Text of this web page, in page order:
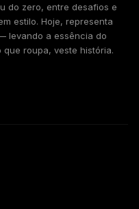
do zero, entre desafios e
estilo. Hoje, representa
levando a essência do
roupa, veste história.